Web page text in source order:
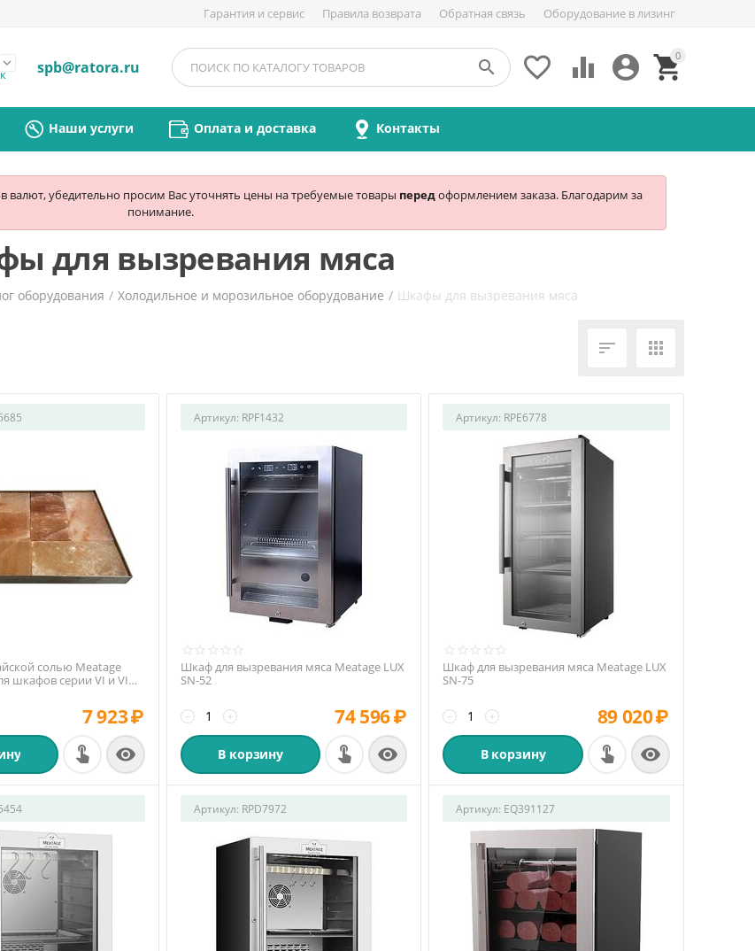
Гарантия и сервис Правила возврата Обратная связь Оборудование в лизинг
expand_more spb@ratora.ru
0


 

Наши услуги Оплата и доставка Контакты
валют, убедительно просим Вас уточнять цены на требуемые товары передоформлением заказа. Благодарим за
понимание.
для вызревания мяса
оборудования / Холодильное и морозильное оборудование / Шкафы для вызревания мяса
 
солью Meatage
шкафов серии VI и VI
7 923₽

Артикул: RPF1432
Шкаф для вызревания мяса Meatage LUX
SN-52
+
− 74 596₽
В корзину 
Артикул: RPE6778
Шкаф для вызревания мяса Meatage LUX
SN-75
+
− 89 020₽
В корзину 
Артикул: RPD7972 Артикул: EQ391127